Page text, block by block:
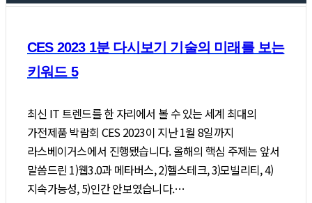
CES 2023 1분 다시보기 기술의 미래를 보는
키워드 5
최신 IT 트렌드를 한 자리에서 볼 수 있는 세계 최대의
가전제품 박람회 CES 2023이 지난 1월 8일까지
라스베이거스에서 진행됐습니다. 올해의 핵심 주제는 앞서
말씀드린 1)웹3.0과 메타버스, 2)헬스테크, 3)모빌리티, 4)
지속가능성, 5)인간 안보였습니다.…